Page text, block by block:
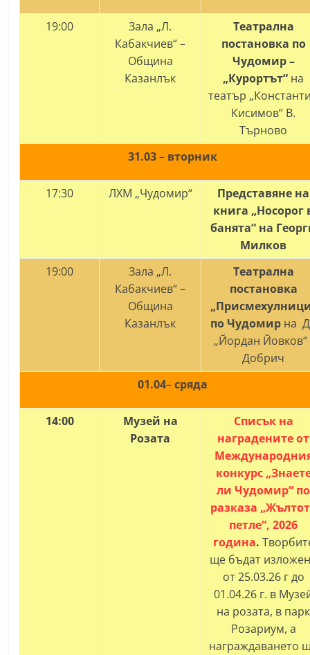
19:00
Зала „Л.
Кабакчиев“ –
Община
Казанлък
Театрална
постановка по
Чудомир –
„Курортът“ на
театър
Кисимов“ В.
Търново
31.03– вторник
17:30 ЛХМ „Чудомир“
Представяне на
книга „Носорог
банята“ на
Милков
19:00
Зала „Л.
Кабакчиев“ –
Община
Казанлък
Театрална
постановка
по Чудомир на
„Йордан Йовков“
Добрич
01.04–сряда
14:00
Музей на
Розата
Списък на
наградените от
конкурс
ли Чудомир“ по
разказа
петле“, 2026
година.
ще бъдат
от 25.03.26 г до
01.04.26 г. в
на розата, в парк
Розариум, а
награждаването